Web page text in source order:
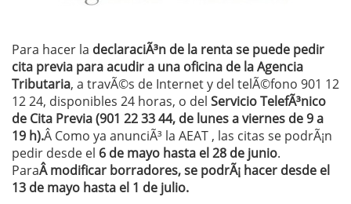
Para hacer la declaraciÃ³n de la renta se puede pedir
cita previa para acudir a una oficina de la Agencia
Tributaria, a travÃ©s de Internet y del telÃ©fono 901 12
12 24, disponibles 24 horas, o del Servicio TelefÃ³nico
de Cita Previa (901 22 33 44, de lunes a viernes de 9 a
19 h).Â Como ya anunciÃ³ la AEAT , las citas se podrÃ¡n
pedir desde el 6 de mayo hasta el 28 de junio.
ParaÂ modificar borradores, se podrÃ¡ hacer desde el
13 de mayo hasta el 1 de julio.